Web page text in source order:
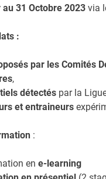
au 31 Octobre 2023via
:
par les Comités
,
détectés par la
et entraineurs
:
en e-learning